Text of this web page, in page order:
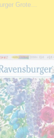
Grote…